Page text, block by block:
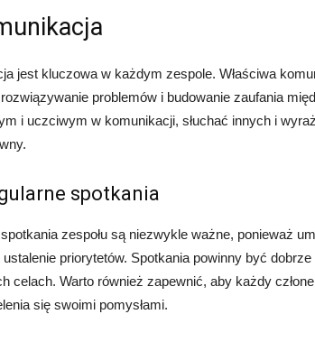
jest kluczowa w każdym zespole. Właściwa
problemów i budowanie zaufania
i uczciwym w komunikacji, słuchać innych i
spotkania
zespołu są niezwykle ważne, ponieważ
ustalenie priorytetów. Spotkania powinny być
celach. Warto również zapewnić, aby każdy
się swoimi pomysłami.